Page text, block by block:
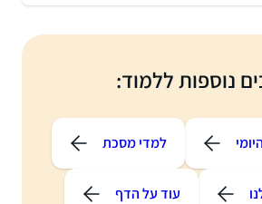
נוספות ללמוד:
למדי מסכת
עוד על הדף